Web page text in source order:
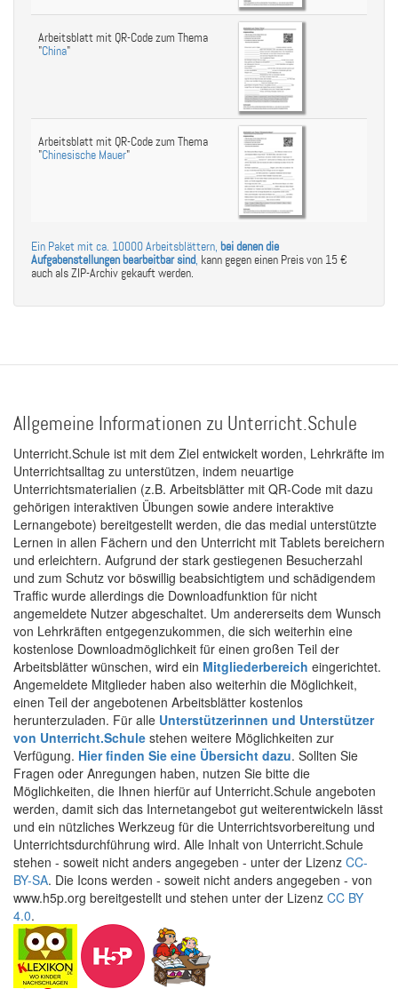
Arbeitsblatt mit QR-Code zum Thema
"China"
Arbeitsblatt mit QR-Code zum Thema
"Chinesische Mauer"
Ein Paket mit ca. 10000 Arbeitsblättern, bei denen die
Aufgabenstellungen bearbeitbar sind, kann gegen einen Preis von 15 €
auch als ZIP-Archiv gekauft werden.
Allgemeine Informationen zu Unterricht.Schule
Unterricht.Schule ist mit dem Ziel entwickelt worden, Lehrkräfte im
Unterrichtsalltag zu unterstützen, indem neuartige
Unterrichtsmaterialien (z.B. Arbeitsblätter mit QR-Code mit dazu
gehörigen interaktiven Übungen sowie andere interaktive
Lernangebote) bereitgestellt werden, die das medial unterstützte
Lernen in allen Fächern und den Unterricht mit Tablets bereichern
und erleichtern. Aufgrund der stark gestiegenen Besucherzahl
und zum Schutz vor böswillig beabsichtigtem und schädigendem
Traffic wurde allerdings die Downloadfunktion für nicht
angemeldete Nutzer abgeschaltet. Um andererseits dem Wunsch
von Lehrkräften entgegenzukommen, die sich weiterhin eine
kostenlose Downloadmöglichkeit für einen großen Teil der
Arbeitsblätter wünschen, wird ein Mitgliederbereich eingerichtet.
Angemeldete Mitglieder haben also weiterhin die Möglichkeit,
einen Teil der angebotenen Arbeitsblätter kostenlos
herunterzuladen. Für alle Unterstützerinnen und Unterstützer
von Unterricht.Schule stehen weitere Möglichkeiten zur
Verfügung. Hier finden Sie eine Übersicht dazu. Sollten Sie
Fragen oder Anregungen haben, nutzen Sie bitte die
Möglichkeiten, die Ihnen hierfür auf Unterricht.Schule angeboten
werden, damit sich das Internetangebot gut weiterentwickeln lässt
und ein nützliches Werkzeug für die Unterrichtsvorbereitung und
Unterrichtsdurchführung wird. Alle Inhalt von Unterricht.Schule
stehen - soweit nicht anders angegeben - unter der Lizenz CC-
BY-SA. Die Icons werden - soweit nicht anders angegeben - von
www.h5p.org bereitgestellt und stehen unter der Lizenz CC BY
4.0.